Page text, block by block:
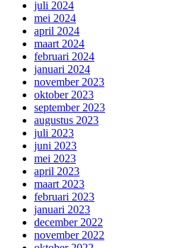
juli 2024
mei 2024
april 2024
maart 2024
februari 2024
januari 2024
november 2023
oktober 2023
september 2023
augustus 2023
juli 2023
juni 2023
mei 2023
april 2023
maart 2023
februari 2023
januari 2023
december 2022
november 2022